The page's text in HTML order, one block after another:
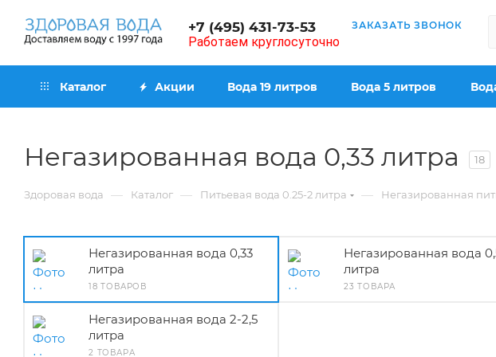
+7 (495) 431-73-53
Работаем круглосуточно
ЗАКАЗАТЬ ЗВОНОК
Каталог Акции Вода 19 литров Вода 5 литров
Негазированная вода 0,33 литра 18
Здоровая вода — Каталог — Питьевая вода 0.25-2 литра — Негазированная
Негазированная вода 0,33
литра
18 ТОВАРОВ
Негазированная вода
литра
23 ТОВАРА
Негазированная вода 2-2,5
литра
2 ТОВАРА